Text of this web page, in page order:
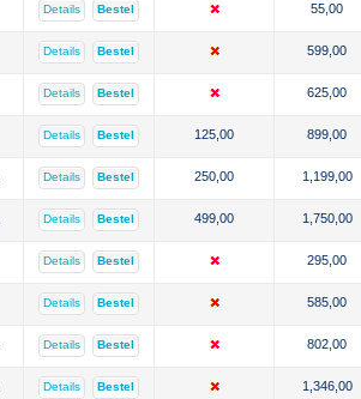
Details Bestel 55,00
Details Bestel 599,00
Details Bestel 625,00
Details Bestel 125,00 899,00
Details Bestel 250,00 1,199,00
Details Bestel 499,00 1,750,00
Details Bestel 295,00
Details Bestel 585,00
Details Bestel 802,00
Details Bestel 1,346,00